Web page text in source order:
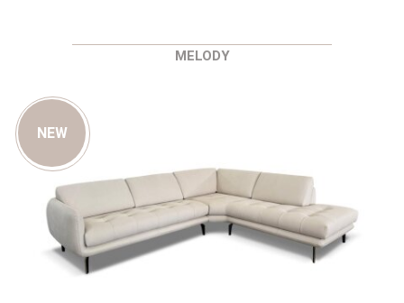
MELODY
NEW